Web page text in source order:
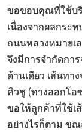
ขอขอบคุณที่ใช้บริ
เนื่องจากผลกระ
ถนนหลวงหมายเ
จึงมีการจำกัดกา
ด้านเดียว เส้นทา
คิวชู (ทางออกโอ
ขอให้ลูกค้าที่ใช้เ
อย่างไรก็ตาม ข